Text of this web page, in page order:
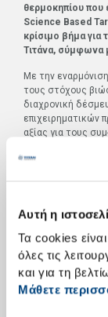
Αυτή η
Τα cookies
όλες τις
και για τη
Μάθετε
θερμοκηπίου που
Science Based
κρίσιμο βήμα για
Τιτάνα, σύμφωνα
Με την
τους στόχους
διαχρονική
επιχειρηματικών
αξίας για τους
συνθήκες για τη
Ρήτρα Αειφορίας
πρωτοβουλιών
με στόχο τη
Η Sustainalytics,
έρευνας,
εξέδωσε